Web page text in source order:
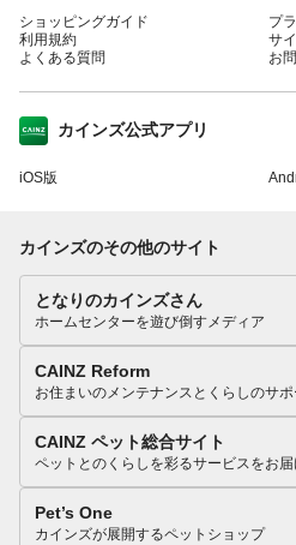
ショッピングガイド
利用規約
よくある質問
プ
サ
お
カインズ公式アプリ
iOS版
カインズのその他のサイト
となりのカインズさん
ホームセンターを遊び倒すメディア
CAINZ Reform
お住まいのメンテナンスとくらしのサポ
CAINZ ペット総合サイト
ペットとのくらしを彩るサービスをお届
Pet’s One
カインズが展開するペットショップ